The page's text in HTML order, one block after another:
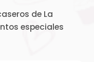
de La
especiales